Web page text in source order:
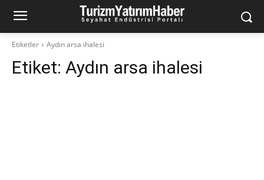
Etiketler Aydın arsa ihalesi
Etiket: Aydın arsa ihalesi